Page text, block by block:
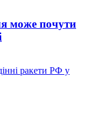
може почути